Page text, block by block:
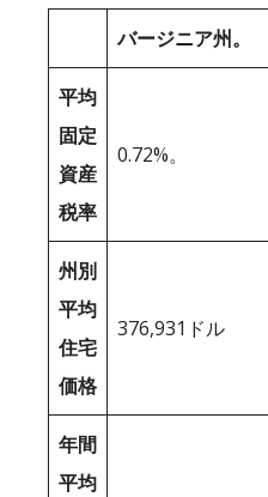
バージニア州。
平均
固定
資産
税率
0.72%。
州別
平均
住宅
価格
376,931ドル
年間
平均